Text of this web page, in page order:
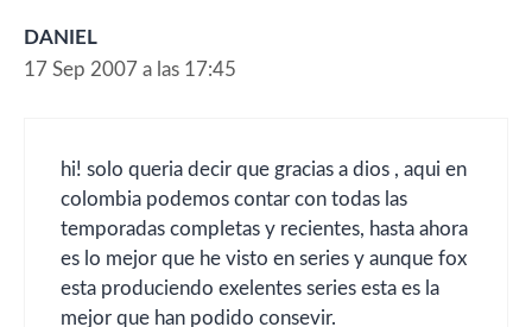
DANIEL
17 Sep 2007 a las 17:45
hi! solo queria decir que gracias a dios , aqui en
colombia podemos contar con todas las
temporadas completas y recientes, hasta ahora
es lo mejor que he visto en series y aunque fox
esta produciendo exelentes series esta es la
mejor que han podido consevir.